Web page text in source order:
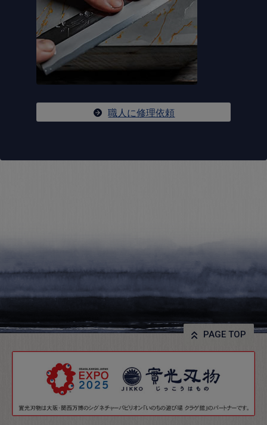
職人に修理依頼
PAGE TOP